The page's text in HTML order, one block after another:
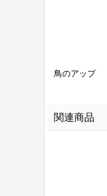
鳥のアップ
関連商品